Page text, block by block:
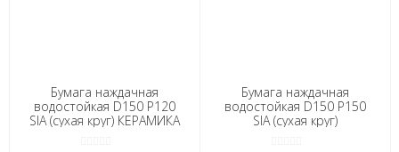
Бумага наждачная
водостойкая D150 Р120
SIA (сухая круг) КЕРАМИКА
Бумага наждачная
водостойкая D150 Р150
SIA (сухая круг)